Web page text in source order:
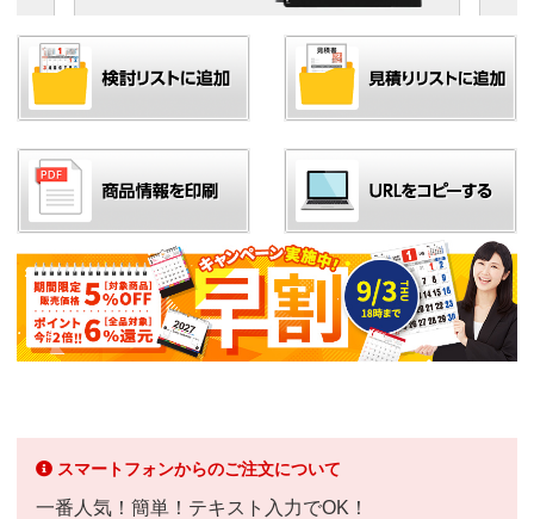
スマートフォンからのご注文について
一番人気！簡単！テキスト入力でOK！